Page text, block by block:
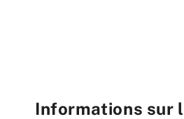
Informations sur